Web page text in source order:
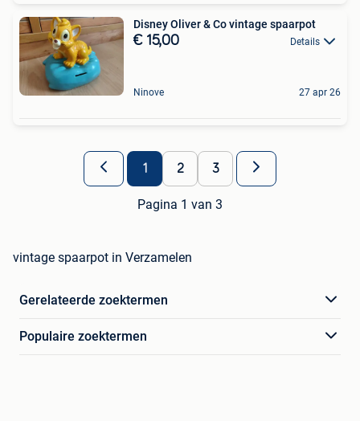
Disney Oliver & Co vintage spaarpot
€ 15,00 Details
Ninove 27 apr 26
1 2 3
Pagina 1 van 3
vintage spaarpot in Verzamelen
Gerelateerde zoektermen
Populaire zoektermen